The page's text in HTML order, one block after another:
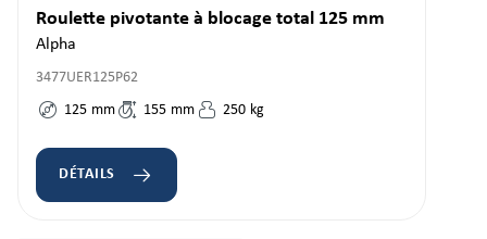
Roulette pivotante à blocage total 125 mm
Alpha
3477UER125P62
125 mm 155 mm 250 kg
DÉTAILS